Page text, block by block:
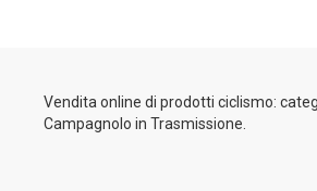
Vendita online di prodotti ciclismo:
Campagnolo in Trasmissione.